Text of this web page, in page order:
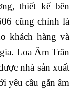
thiết kế bên
cũng chính là
khách hàng và
Loa Âm Trân
nhà sản xuất
yêu cầu gắn âm